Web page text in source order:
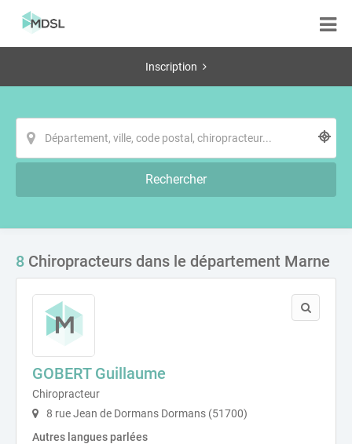
Inscription
Rechercher
8 Chiropracteurs dans le département Marne
GOBERT Guillaume
Chiropracteur
8 rue Jean de Dormans Dormans (51700)
Autres langues parlées